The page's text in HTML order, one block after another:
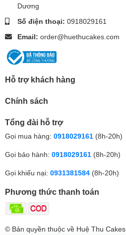
Dương
Số điện thoại: 0918029161
Email: order@huethucakes.com
Hỗ trợ khách hàng
Chính sách
Tổng đài hỗ trợ
Gọi mua hàng: 0918029161 (8h-20h)
Gọi bảo hành: 0918029161 (8h-20h)
Gọi khiếu nại: 0931381584 (8h-20h)
Phương thức thanh toán
© Bản quyền thuộc về Huệ Thu Cakes